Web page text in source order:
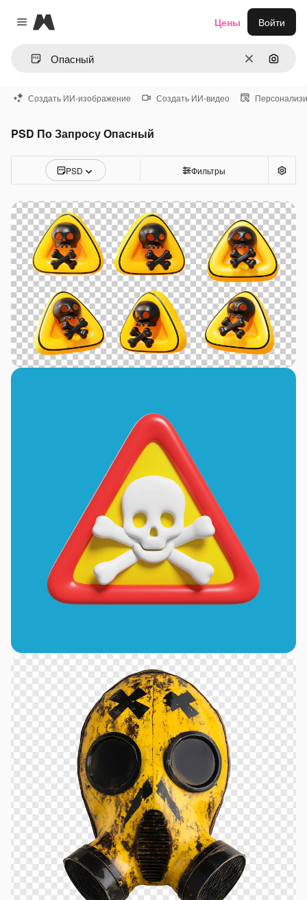
Close menu
Magnific
ОчиститьПоиск
Цены Войти
Создать ИИ-изображение Создать ИИ-видео
PSD По Запросу Опасный
PSD Фильтры